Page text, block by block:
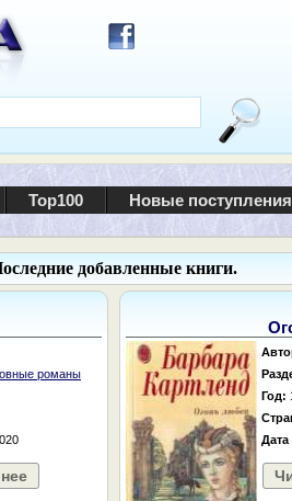
Top100 Новые поступления
добавленные книги.
романы
Год: